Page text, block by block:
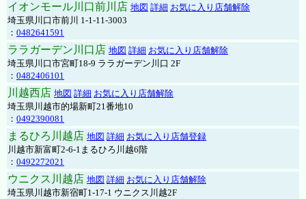
イオンモール川口前川店 地図 詳細 お気に入り店舗解除
埼玉県川口市前川 1-1-11-3003
： 0482641591
ララガーデン川口店 地図 詳細 お気に入り店舗解除
埼玉県川口市宮町18-9 ララガーデン川口 2F
： 0482406101
川越西店 地図 詳細 お気に入り店舗解除
埼玉県川越市的場新町21番地10
： 0492390081
まるひろ川越店 地図 詳細 お気に入り店舗登録
川越市新富町2-6-1まるひろ川越6階
： 0492272021
ウニクス川越店 地図 詳細 お気に入り店舗解除
埼玉県川越市新宿町1-17-1 ウニクス川越2F